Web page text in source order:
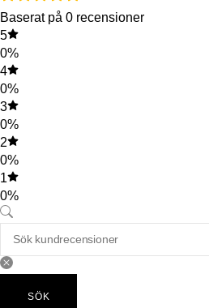
Baserat på 0 recensioner
5
0%
4
0%
3
0%
2
0%
1
0%
SÖK